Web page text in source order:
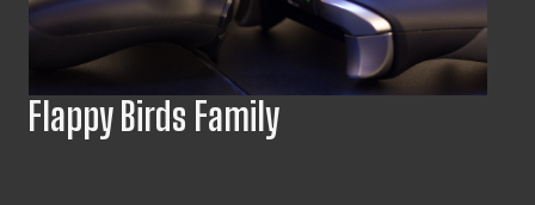
Flappy Birds Family